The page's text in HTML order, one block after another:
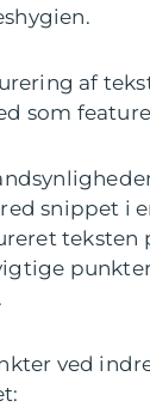
af
som
snippet i
teksten
ved